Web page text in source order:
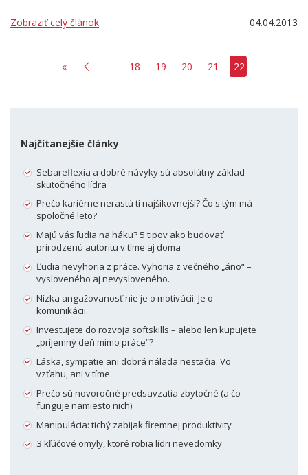
Zobraziť celý článok 04.04.2013
« 18 19 20 21 22
Najčítanejšie články
Sebareflexia a dobré návyky sú absolútny základ
skutočného lídra
Prečo kariérne nerastú tí najšikovnejší? Čo s tým má
spoločné leto?
Majú vás ľudia na háku? 5 tipov ako budovať
prirodzenú autoritu v tíme aj doma
Ľudia nevyhoria z práce. Vyhoria z večného „áno“ –
vysloveného aj nevysloveného.
Nízka angažovanosť nie je o motivácii. Je o
komunikácii.
Investujete do rozvoja softskills – alebo len kupujete
„príjemný deň mimo práce“?
Láska, sympatie ani dobrá nálada nestačia. Vo
vzťahu, ani v tíme.
Prečo sú novoročné predsavzatia zbytočné (a čo
funguje namiesto nich)
Manipulácia: tichý zabijak firemnej produktivity
3 kľúčové omyly, ktoré robia lídri nevedomky